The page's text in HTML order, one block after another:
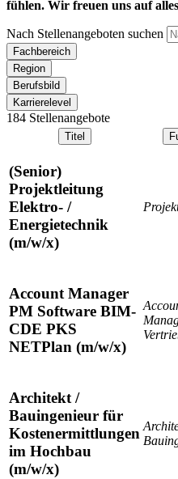
fühlen. Wir freuen uns auf
Nach Stellenangeboten suchen
Fachbereich
Region
Berufsbild
Karrierelevel
184 Stellenangebote
Titel
(Senior)
Projektleitung
Elektro- /
Energietechnik
(m/w/x)
Account Manager
PM Software BIM-
CDE PKS
NETPlan (m/w/x)
Architekt /
Bauingenieur für
Kostenermittlungen
im Hochbau
(m/w/x)